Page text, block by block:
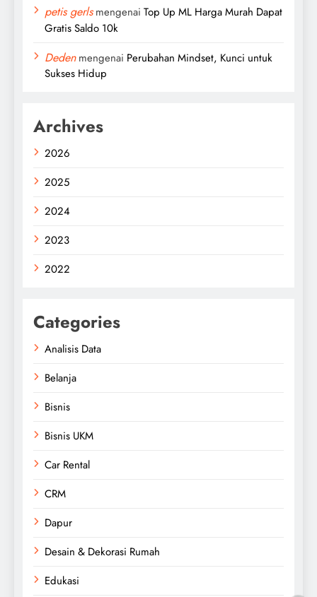
petis gerlsmengenai Top Up ML Harga Murah Dapat
Gratis Saldo 10k
Dedenmengenai Perubahan Mindset, Kunci untuk
Sukses Hidup
Archives
2026
2025
2024
2023
2022
Categories
Analisis Data
Belanja
Bisnis
Bisnis UKM
Car Rental
CRM
Dapur
Desain & Dekorasi Rumah
Edukasi